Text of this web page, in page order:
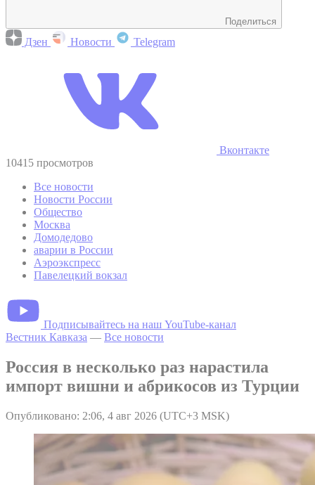
Поделиться
Дзен Новости Telegram
Вконтакте
10415 просмотров
Все новости
Новости России
Общество
Москва
Домодедово
аварии в России
Аэроэкспресс
Павелецкий вокзал
Подписывайтесь на наш YouTube-канал
Вестник Кавказа — Все новости
Россия в несколько раз нарастила
импорт вишни и абрикосов из Турции
Опубликовано: 2:06, 4 авг 2026 (UTC+3 MSK)